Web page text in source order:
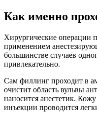
Как именно
Хирургические операции
применением
большинстве случаев
привлекательно.
Сам филлинг проходит в
очистит область вульвы
наносится анестетик.
инъекции проводится